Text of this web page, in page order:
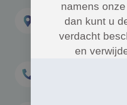
Leeghwaterweg 1B
1951NA Velsen-
namens
dan kunt u
verdacht
en